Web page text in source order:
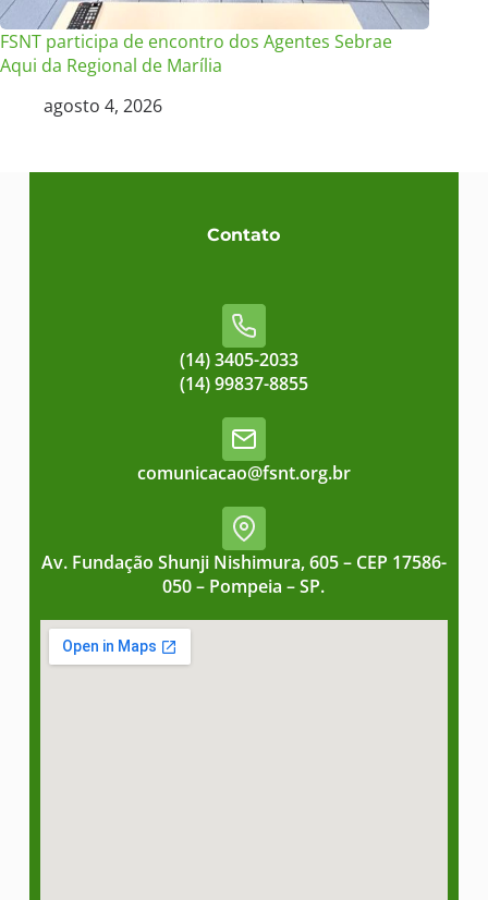
FSNT participa de encontro dos Agentes Sebrae
Aqui da Regional de Marília
agosto 4, 2026
Contato
(14) 3405-2033
(14) 99837-8855
comunicacao@fsnt.org.br
Av. Fundação Shunji Nishimura, 605 – CEP 17586-
050 – Pompeia – SP.